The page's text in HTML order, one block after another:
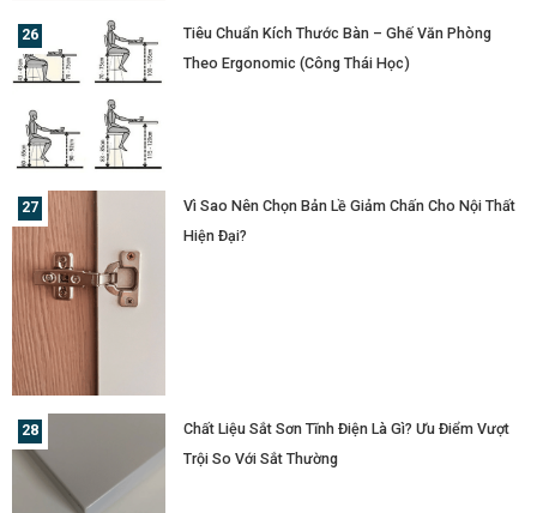
Tiêu Chuẩn Kích Thước Bàn – Ghế Văn Phòng
Theo Ergonomic (Công Thái Học)
Vì Sao Nên Chọn Bản Lề Giảm Chấn Cho Nội Thất
Hiện Đại?
Chất Liệu Sắt Sơn Tĩnh Điện Là Gì? Ưu Điểm Vượt
Trội So Với Sắt Thường